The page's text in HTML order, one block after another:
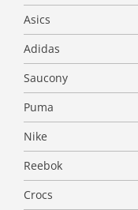
Asics
Adidas
Saucony
Puma
Nike
Reebok
Crocs